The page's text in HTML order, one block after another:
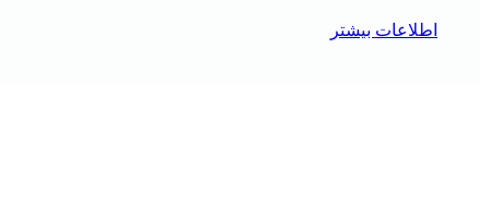
اطلاعات بیشتر